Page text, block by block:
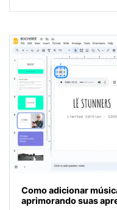
Como adicionar
aprimorando suas